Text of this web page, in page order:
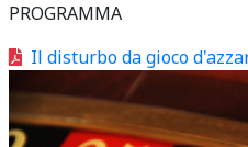
PROGRAMMA
Il disturbo da gioco